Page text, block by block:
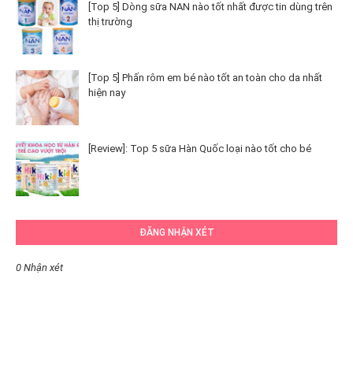
[Top 5] Dòng sữa NAN nào tốt nhất được tin dùng trên
thị trường
[Top 5] Phấn rôm em bé nào tốt an toàn cho da nhất
hiện nay
[Review]: Top 5 sữa Hàn Quốc loại nào tốt cho bé
ĐĂNG NHẬN XÉT
0 Nhận xét